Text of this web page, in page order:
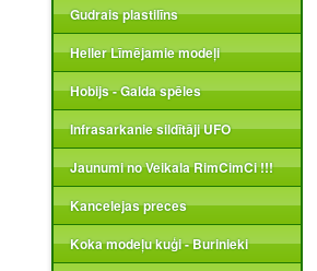
Gudrais plastilīns
Heller Līmējamie modeļi
Hobijs - Galda spēles
Infrasarkanie sildītāji UFO
Jaunumi no Veikala RimCimCi !!!
Kancelejas preces
Koka modeļu kuģi - Burinieki